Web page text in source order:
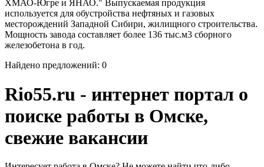
ХМАО-Югре и ЯНАО." Выпускаемая продукция
используется для обустройства нефтяных и газовых
месторождений Западной Сибири, жилищного строительства.
Мощность завода составляет более 136 тыс.м3 сборного
железобетона в год.
Найдено предложений: 0
Rio55.ru - интернет портал о
поиске работы в Омске,
свежие вакансии